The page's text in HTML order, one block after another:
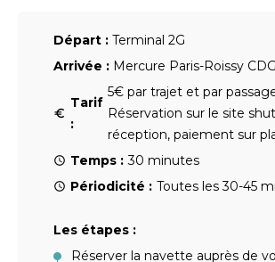
Départ : Terminal 2G
Arrivée : Mercure Paris-Roissy CDG
Tarif
:
5€ par trajet et par
Réservation sur le site
réception, paiement sur
Temps : 30 minutes
Périodicité : Toutes les 30-45
Les étapes :
Réserver la navette auprès de